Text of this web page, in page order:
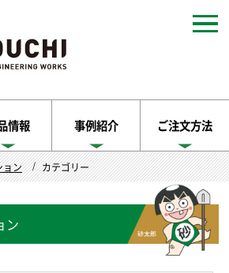
情報 事例紹介 ご注文方法
ョン カテゴリー
ン